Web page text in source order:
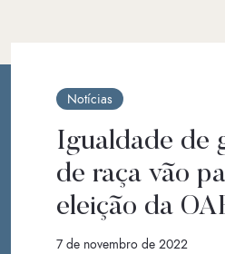
Notícias
Igualdade de
de raça vão
eleição da
7 de novembro de 2022